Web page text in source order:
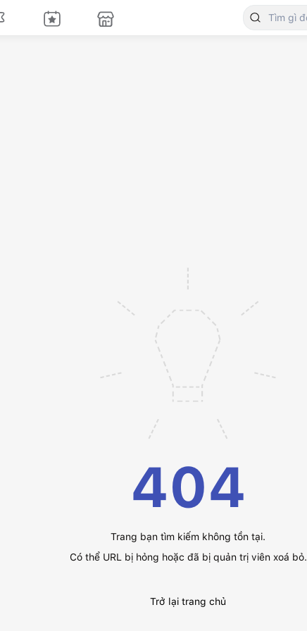
404
Trang bạn tìm kiếm không tồn tại.
Có thể URL bị hỏng hoặc đã bị quản trị viên xoá bỏ.
Trở lại trang chủ